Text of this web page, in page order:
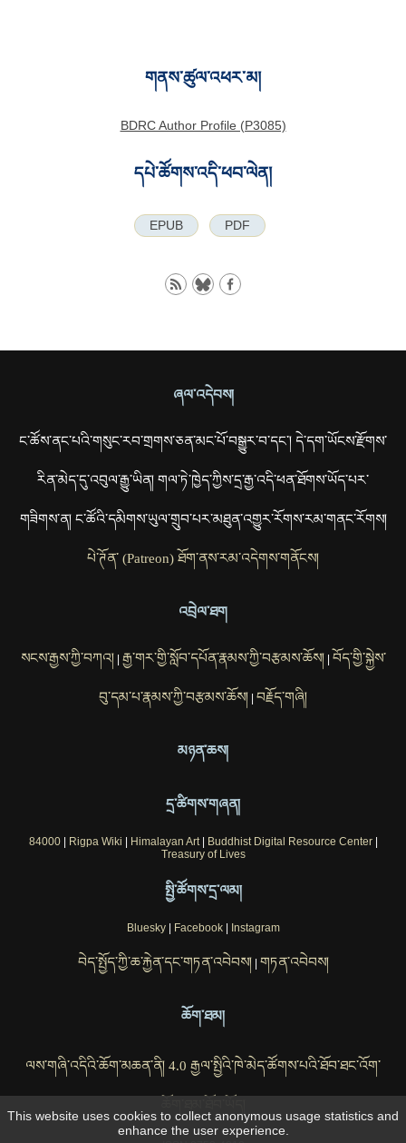
གནས་ཚུལ་འཕར་མ།
BDRC Author Profile (P3085)
དཔེ་ཚོགས་འདི་ཕབ་ལེན།
EPUB PDF
ཞལ་འདེབས།
ང་ཚོས་ནང་པའི་གསུང་རབ་གྲགས་ཅན་མང་པོ་བསྒྱུར་བ་དང་། དེ་དག་ཡོངས་རྫོགས་
རིན་མེད་དུ་འབུལ་རྒྱུ་ཡིན། གལ་ཏེ་ཁྱེད་ཀྱིས་དྲ་རྒྱ་འདི་ཕན་ཐོགས་ཡོད་པར་
གཟིགས་ན། ང་ཚོའི་དམིགས་ཡུལ་གྲུབ་པར་མཐུན་འགྱུར་རོགས་རམ་གནང་རོགས།
པེ་ཊོན་ (Patreon) ཐོག་ནས་རམ་འདེགས་གནོངས།
འབྲེལ་ཐག
སངས་རྒྱས་ཀྱི་བཀའ།| རྒྱ་གར་གྱི་སློབ་དཔོན་རྣམས་ཀྱི་བརྩམས་ཆོས།| བོད་གྱི་སྐྱེས་
བུ་དམ་པ་རྣམས་ཀྱི་བརྩམས་ཆོས། | བརྗོད་གཞི།
མཉན་ཆས།
དྲ་ཚིགས་གཞན།
84000| Rigpa Wiki | Himalayan Art| Buddhist Digital Resource Center|
Treasury of Lives
སྤྱི་ཚོགས་དྲ་ལམ།
Bluesky| Facebook| Instagram
བེད་སྤྱོད་ཀྱི་ཆ་རྐྱེན་དང་གཏན་འབེབས།| གཏན་འབེབས།
ཆོག་ཐམ།
ལས་གཞི་འདིའི་ཆོག་མཆན་ནི། 4.0 རྒྱལ་སྤྱིའི་ཁེ་མེད་ཚོགས་པའི་ཐོབ་ཐང་འོག་
This website uses cookies to collect anonymous usage statistics and
enhance the user experience.